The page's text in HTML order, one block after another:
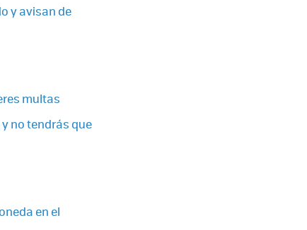
y avisan de
multas
no tendrás que
en el